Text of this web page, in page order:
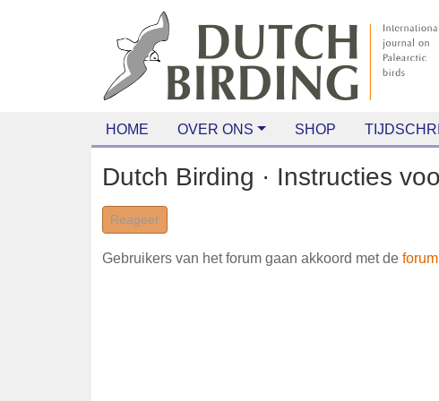
HOME OVER ONS SHOP
Dutch Birding · Instructies
Reageer
Gebruikers van het forum gaan akkoord met de